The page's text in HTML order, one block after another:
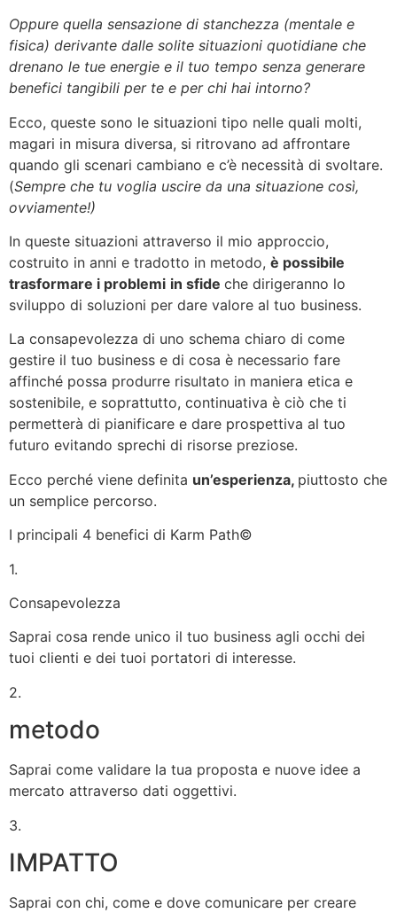
Oppure quella sensazione di stanchezza (mentale e
fisica) derivante dalle solite situazioni quotidiane che
drenano le tue energie e il tuo tempo senza generare
benefici tangibili per te e per chi hai intorno?
Ecco, queste sono le situazioni tipo nelle quali molti,
magari in misura diversa, si ritrovano ad affrontare
quando gli scenari cambiano e c’è necessità di svoltare.
(Sempre che tu voglia uscire da una situazione così,
ovviamente!)
In queste situazioni attraverso il mio approccio,
costruito in anni e tradotto in metodo, è possibile
trasformare i problemi in sfide che dirigeranno lo
sviluppo di soluzioni per dare valore al tuo business.
La consapevolezza di uno schema chiaro di come
gestire il tuo business e di cosa è necessario fare
affinché possa produrre risultato in maniera etica e
sostenibile, e soprattutto, continuativa è ciò che ti
permetterà di pianificare e dare prospettiva al tuo
futuro evitando sprechi di risorse preziose.
Ecco perché viene definita un’esperienza, piuttosto che
un semplice percorso.
I principali 4 benefici di Karm Path©️
1.
Consapevolezza
Saprai cosa rende unico il tuo business agli occhi dei
tuoi clienti e dei tuoi portatori di interesse.
2.
metodo
Saprai come validare la tua proposta e nuove idee a
mercato attraverso dati oggettivi.
3.
IMPATTO
Saprai con chi, come e dove comunicare per creare